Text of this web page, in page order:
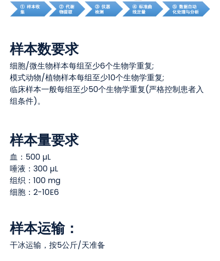
样本数要求
细胞/微生物样本每组至少6个生物学重复;
模式动物/植物样本每组至少10个生物学重复;
临床样本一般每组至少50个生物学重复(严格控制患者入
组条件)。
样本量要求
血：500 µL
唾液：300 µL
组织：100 mg
细胞：2-10E6
样本运输：
干冰运输，按5公斤/天准备